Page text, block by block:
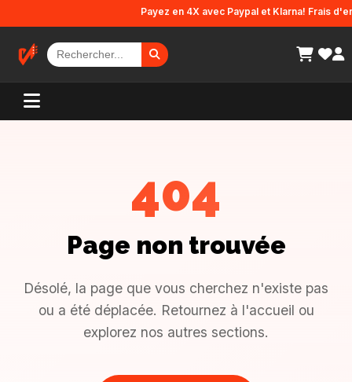
Payez en 4X avec Paypal et Klarna! Frais
404
Page non trouvée
Désolé, la page que vous cherchez n'existe pas
ou a été déplacée. Retournez à l'accueil ou
explorez nos autres sections.
Panneau de gestion des cookies